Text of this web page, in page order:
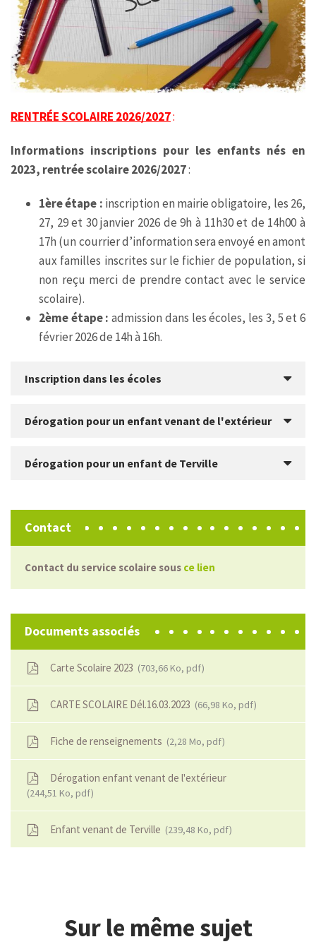
RENTRÉE SCOLAIRE 2026/2027:
Informations inscriptions pour les enfants nés en
2023, rentrée scolaire 2026/2027:
1ère étape : inscription en mairie obligatoire, les 26,
27, 29 et 30 janvier 2026 de 9h à 11h30 et de 14h00 à
17h (un courrier d’information sera envoyé en amont
aux familles inscrites sur le fichier de population, si
non reçu merci de prendre contact avec le service
scolaire).
2ème étape : admission dans les écoles, les 3, 5 et 6
février 2026 de 14h à 16h.
Inscription dans les écoles
Dérogation pour un enfant venant de l'extérieur
Dérogation pour un enfant de Terville
Contact
Contact du service scolaire sous ce lien
Documents associés
Carte Scolaire 2023 703,66 Ko, pdf
CARTE SCOLAIRE Dél.16.03.2023 66,98 Ko, pdf
Fiche de renseignements 2,28 Mo, pdf
Dérogation enfant venant de l'extérieur
244,51 Ko, pdf
Enfant venant de Terville 239,48 Ko, pdf
Sur le même sujet